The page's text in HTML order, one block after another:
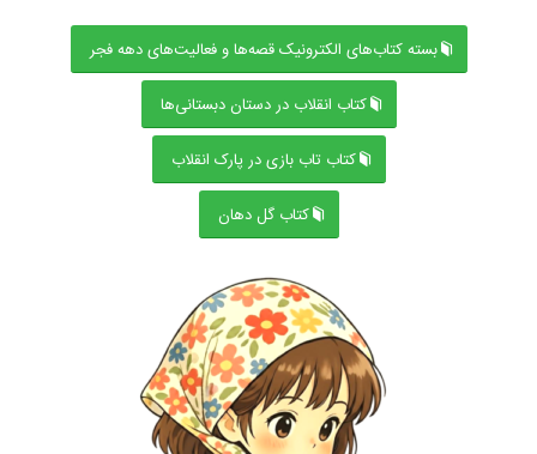
بسته کتاب‌های الکترونیک قصه‌ها و فعالیت‌های دهه فجر
کتاب انقلاب در دستان دبستانی‌ها
کتاب تاب بازی در پارک انقلاب
کتاب گل دهان